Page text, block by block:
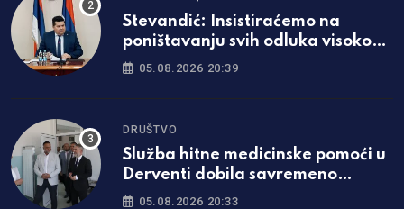
Stevandić: Insistiraćemo na
poništavanju svih odluka visokog
predstavnika
05.08.2026 20:39
DRUŠTVO
Služba hitne medicinske pomoći u
Derventi dobila savremeno
opremljen prostor
05.08.2026 20:33